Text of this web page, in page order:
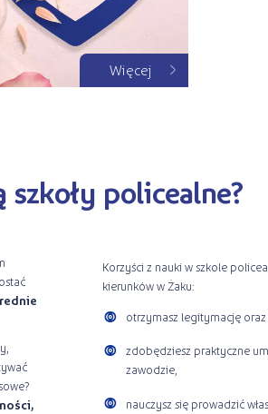
Więcej
szkoły policealne?
Korzyści z nauki w szkole
kierunków w Żaku:
otrzymasz legitymację
zdobędziesz praktyczne
zawodzie,
nauczysz się prowadzić